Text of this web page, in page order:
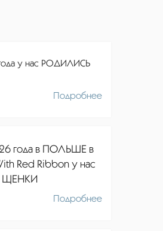
у нас РОДИЛИСЬ
Подробнее
года в ПОЛЬШЕ в
Red Ribbon у нас
ЩЕНКИ
Подробнее